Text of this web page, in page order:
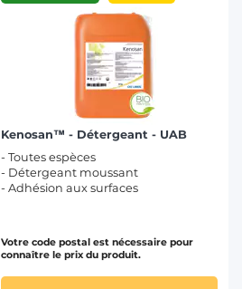
Kenosan™ - Détergeant - UAB
- Toutes espèces
- Détergeant moussant
- Adhésion aux surfaces
Votre code postal est nécessaire pour
connaître le prix du produit.